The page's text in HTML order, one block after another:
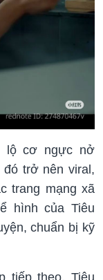
lộ cơ ngực nở
đó trở nên viral,
trang mạng xã
hình của Tiêu
chuẩn bị kỹ